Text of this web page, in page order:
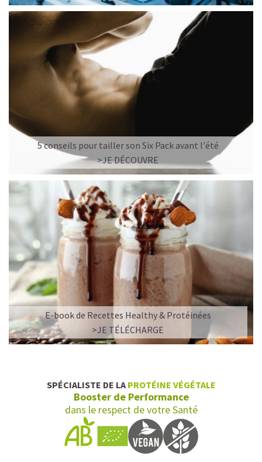
5 conseils pour tailler son Six Pack avant l'été
>JE DÉCOUVRE
E-book de Recettes Healthy & Protéinées
>JE TÉLÉCHARGE
SPÉCIALISTE DE LA PROTÉINE VÉGÉTALE
Booster de Performance
dans le respect de votre Santé